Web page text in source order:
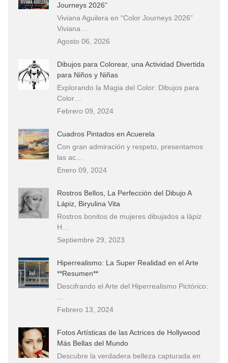
Journeys 2026”
Viviana Aguilera en “Color Journeys 2026”
Viviana…
Agosto 06, 2026
Dibujos para Colorear, una Actividad Divertida
para Niños y Niñas
Explorando la Magia del Color: Dibujos para
Color…
Febrero 09, 2024
Cuadros Pintados en Acuerela
Con gran admiración y respeto, presentamos
las ac…
Enero 09, 2024
Rostros Bellos, La Perfección del Dibujo A
Lápiz, Biryulina Vita
Rostros bonitos de mujeres dibujados a lápiz
H…
Septiembre 29, 2023
Hiperrealismo: La Super Realidad en el Arte
**Resumen**
Descifrando el Arte del Hiperrealismo Pictórico:
Febrero 13, 2024
Fotos Artísticas de las Actrices de Hollywood
Más Bellas del Mundo
Descubre la verdadera belleza capturada en